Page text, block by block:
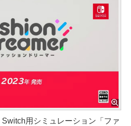
用シミュレーション「ファ